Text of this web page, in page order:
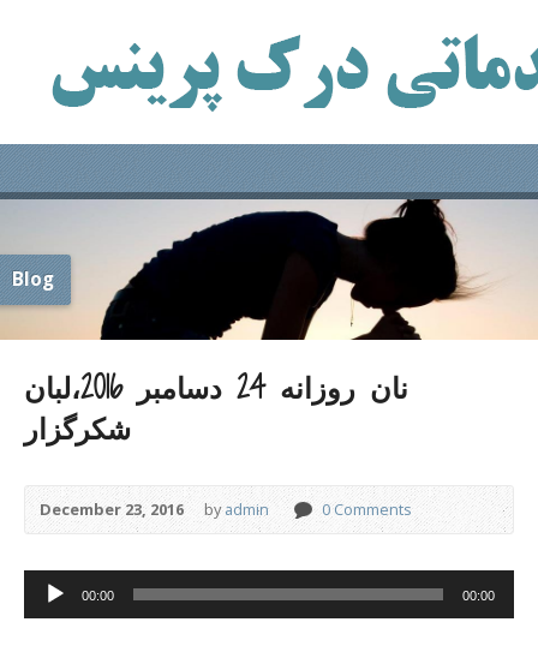
Blog
نان روزانه 24 دسامبر 2016،لبان
شکرگزار
December 23, 2016 byadmin 0 Comments
Audio
Player
00:00 00:00